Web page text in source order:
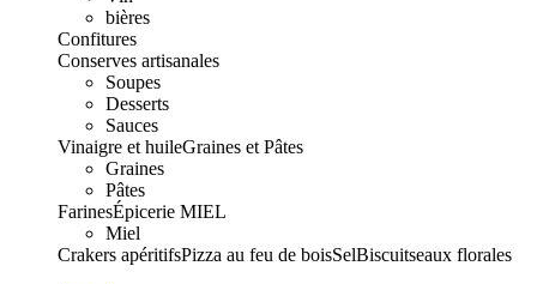
bières
Confitures
Conserves artisanales
Soupes
Desserts
Sauces
Vinaigre et huileGraines et Pâtes
Graines
Pâtes
FarinesÉpicerie MIEL
Miel
Crakers apéritifsPizza au feu de boisSelBiscuitseaux florales